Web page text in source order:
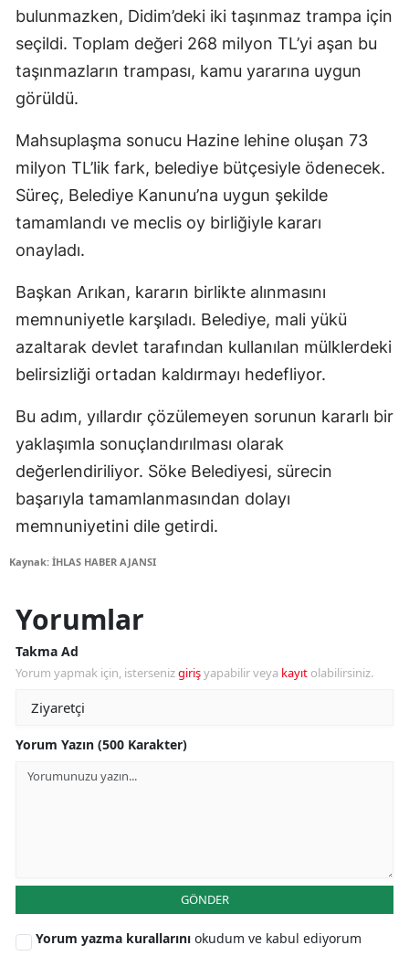
bulunmazken, Didim’deki iki taşınmaz trampa için
seçildi. Toplam değeri 268 milyon TL’yi aşan bu
taşınmazların trampası, kamu yararına uygun
görüldü.
Mahsuplaşma sonucu Hazine lehine oluşan 73
milyon TL’lik fark, belediye bütçesiyle ödenecek.
Süreç, Belediye Kanunu’na uygun şekilde
tamamlandı ve meclis oy birliğiyle kararı
onayladı.
Başkan Arıkan, kararın birlikte alınmasını
memnuniyetle karşıladı. Belediye, mali yükü
azaltarak devlet tarafından kullanılan mülklerdeki
belirsizliği ortadan kaldırmayı hedefliyor.
Bu adım, yıllardır çözülemeyen sorunun kararlı bir
yaklaşımla sonuçlandırılması olarak
değerlendiriliyor. Söke Belediyesi, sürecin
başarıyla tamamlanmasından dolayı
memnuniyetini dile getirdi.
Kaynak: İHLAS HABER AJANSI
Yorumlar
Takma Ad
Yorum yapmak için, istersenizgirişyapabilir veya kayıt olabilirsiniz.
Yorum Yazın (500 Karakter)
GÖNDER
Yorum yazma kurallarını okudum ve kabul ediyorum